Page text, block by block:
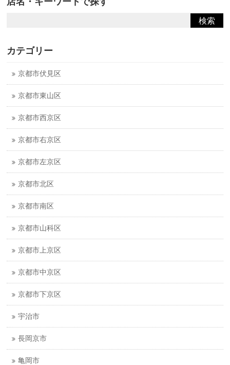
カテゴリー
京都市伏見区
京都市東山区
京都市西京区
京都市右京区
京都市左京区
京都市北区
京都市南区
京都市山科区
京都市上京区
京都市中京区
京都市下京区
宇治市
長岡京市
亀岡市